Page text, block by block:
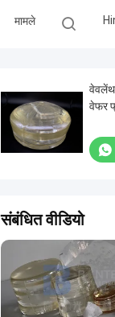
मामले
वेवलेंथ
वेफर
संबंधित वीडियो